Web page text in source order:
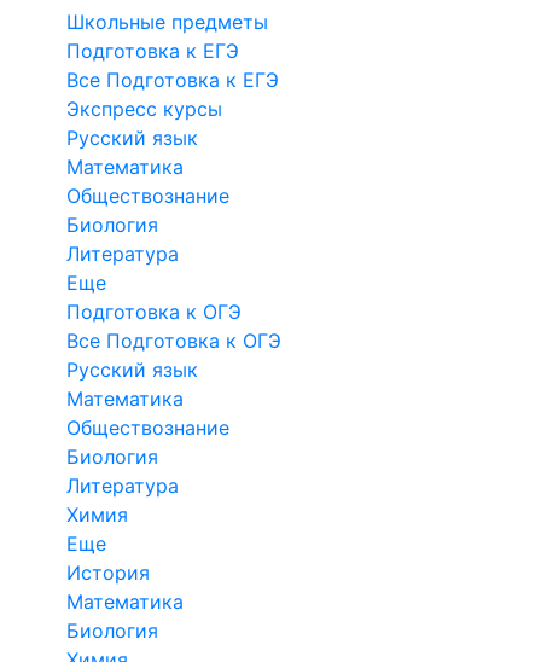
Школьные предметы
Подготовка к ЕГЭ
Все Подготовка к ЕГЭ
Экспресс курсы
Русский язык
Математика
Обществознание
Биология
Литература
Еще
Подготовка к ОГЭ
Все Подготовка к ОГЭ
Русский язык
Математика
Обществознание
Биология
Литература
Химия
Еще
История
Математика
Биология